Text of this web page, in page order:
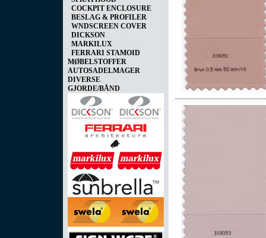
COCKPIT ENCLOSURE
BESLAG & PROFILER
WNDSCREEN COVER
DICKSON
MARKILUX
FERRARI STAMOID
MØBELSTOFFER
AUTOSADELMAGER
DIVERSE
GJORDE/BÅND